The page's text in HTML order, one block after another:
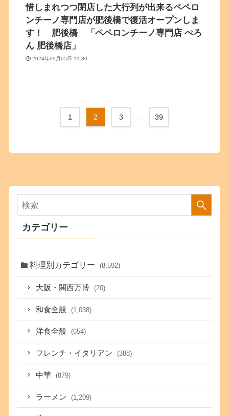
惜しまれつつ閉店した大行列が出来るペペロ
ンチーノ専門店が肥後橋で復活オープンしま
す！ 肥後橋 「ペペロンチーノ専門店 ぺろ
ん 肥後橋店」
2024年09月05日 11:30
1 2 3 ... 39
カテゴリー
料理別カテゴリー (8,592)
大阪・関西万博 (20)
和食全般 (1,038)
洋食全般 (654)
フレンチ・イタリアン (388)
中華 (879)
ラーメン (1,209)